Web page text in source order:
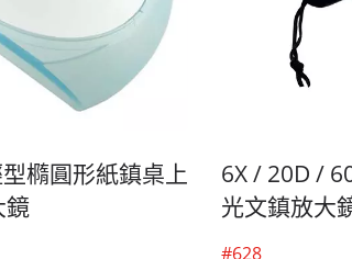
橢圓形紙鎮桌上
鏡
6X / 20D /
光文鎮放大
#628